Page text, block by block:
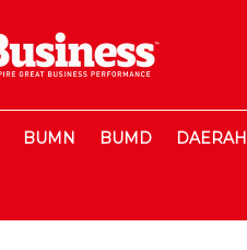
BUMN BUMD DAERAH